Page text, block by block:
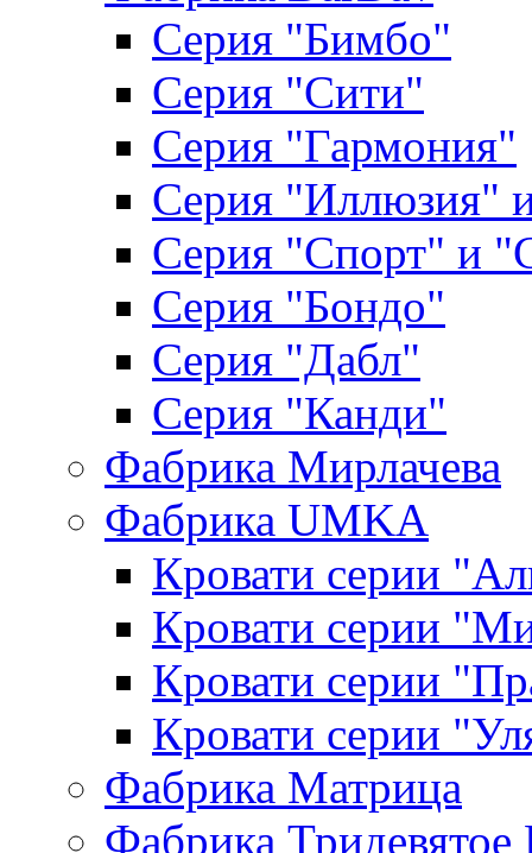
Серия "Бимбо"
Серия "Сити"
Серия "Гармония"
Серия "Иллюзия"
Серия "Спорт" и
Серия "Бондо"
Серия "Дабл"
Серия "Канди"
Фабрика Мирлачева
Фабрика UMKA
Кровати серии
Кровати серии
Кровати серии
Кровати серии
Фабрика Матрица
Фабрика Тридевятое